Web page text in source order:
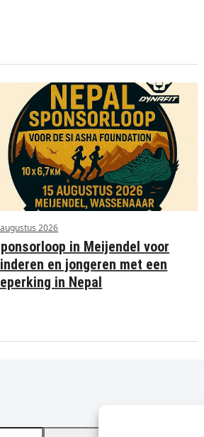
2026
in Meijendel voor
en jongeren met een
in Nepal